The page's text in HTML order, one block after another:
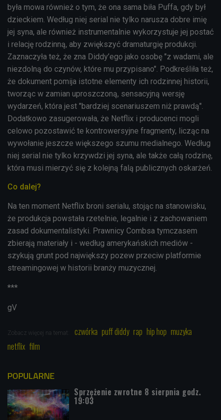
była mowa również o tym, że ona sama biła Puffa, gdy był
dzieckiem. Według niej serial nie tylko narusza dobre imię
jej syna, ale również instrumentalnie wykorzystuje jej postać
i relację rodzinną, aby zwiększyć dramaturgię produkcji.
Zaznaczyła też, że zna Diddy’ego jako osobę "z wadami, ale
niezdolną do czynów, które mu przypisano". Podkreśliła też,
że dokument pomija istotne elementy ich rodzinnej historii,
tworząc w zamian uproszczoną, sensacyjną wersję
wydarzeń, która jest "bardziej scenariuszem niż prawdą".
Dodatkowo zasugerowała, że Netflix i producenci mogli
celowo pozostawić te kontrowersyjne fragmenty, licząc na
wywołanie jeszcze większego szumu medialnego. Według
niej serial nie tylko krzywdzi jej syna, ale także całą rodzinę,
która musi mierzyć się z kolejną falą publicznych oskarżeń.
Co dalej?
Na ten moment Netflix broni serialu, stojąc na stanowisku,
że produkcja powstała rzetelnie, legalnie i z zachowaniem
zasad dokumentalistyki. Prawnicy Combsa tymczasem
zbierają materiały i - według amerykańskich mediów -
szykują grunt pod największy pozew przeciw platformie
streamingowej w historii branży muzycznej.
***
gV
Zobacz więcej na temat: czwórka puff diddy rap hip hop muzyka
netflix film
POPULARNE
Sprzężenie zwrotne 8 sierpnia godz.
19:03